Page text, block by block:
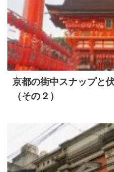
京都の街中スナップと
（その２）